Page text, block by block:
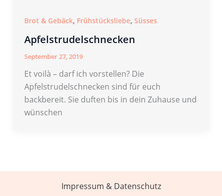
Brot & Gebäck, Frühstücksliebe, Süsses
Apfelstrudelschnecken
September 27, 2019
Et voilà – darf ich vorstellen? Die
Apfelstrudelschnecken sind für euch
backbereit. Sie duften bis in dein Zuhause und
wünschen
Impressum & Datenschutz